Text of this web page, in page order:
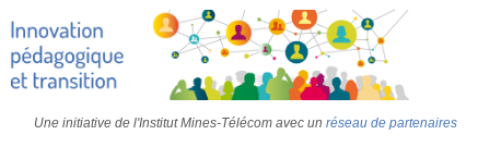
Une initiative de l'Institut Mines-Télécom avec un réseau de partenaires